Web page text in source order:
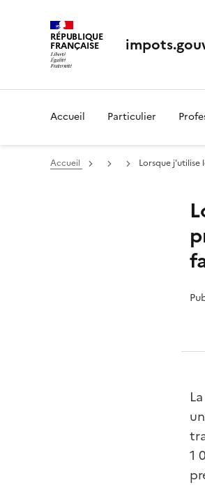
RÉPUBLIQUE
FRANÇAISE
Accueil Particulier
Accueil Lorsque
1